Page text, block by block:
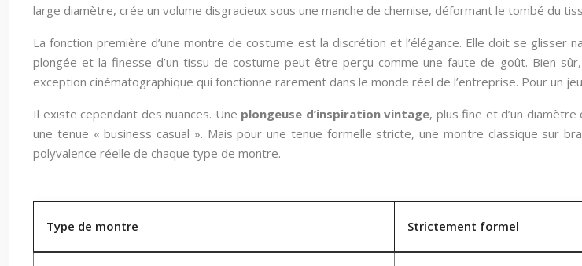
large diamètre, crée un volume disgracieux sous une manche de chemise, déformant le tombé du
La fonction première d’une montre de costume est la discrétion et l’élégance. Elle doit se glisser
plongée et la finesse d’un tissu de costume peut être perçu comme une faute de goût. Bien
exception cinématographique qui fonctionne rarement dans le monde réel de l’entreprise. Pour un
Il existe cependant des nuances. Une plongeuse d’inspiration vintage, plus fine et d’un
une tenue « business casual ». Mais pour une tenue formelle stricte, une montre classique sur
polyvalence réelle de chaque type de montre.
Type de montre Strictement formel